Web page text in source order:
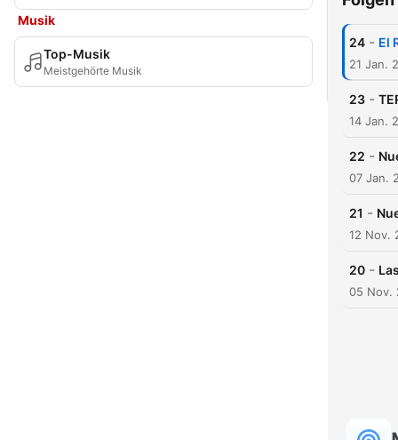
Musik
Top-Musik
Meistgehörte Musik
24 - El
21 Jan.
23 -
14 Jan.
22 -
07 Jan.
21 -
12 Nov.
20 -
05 Nov.